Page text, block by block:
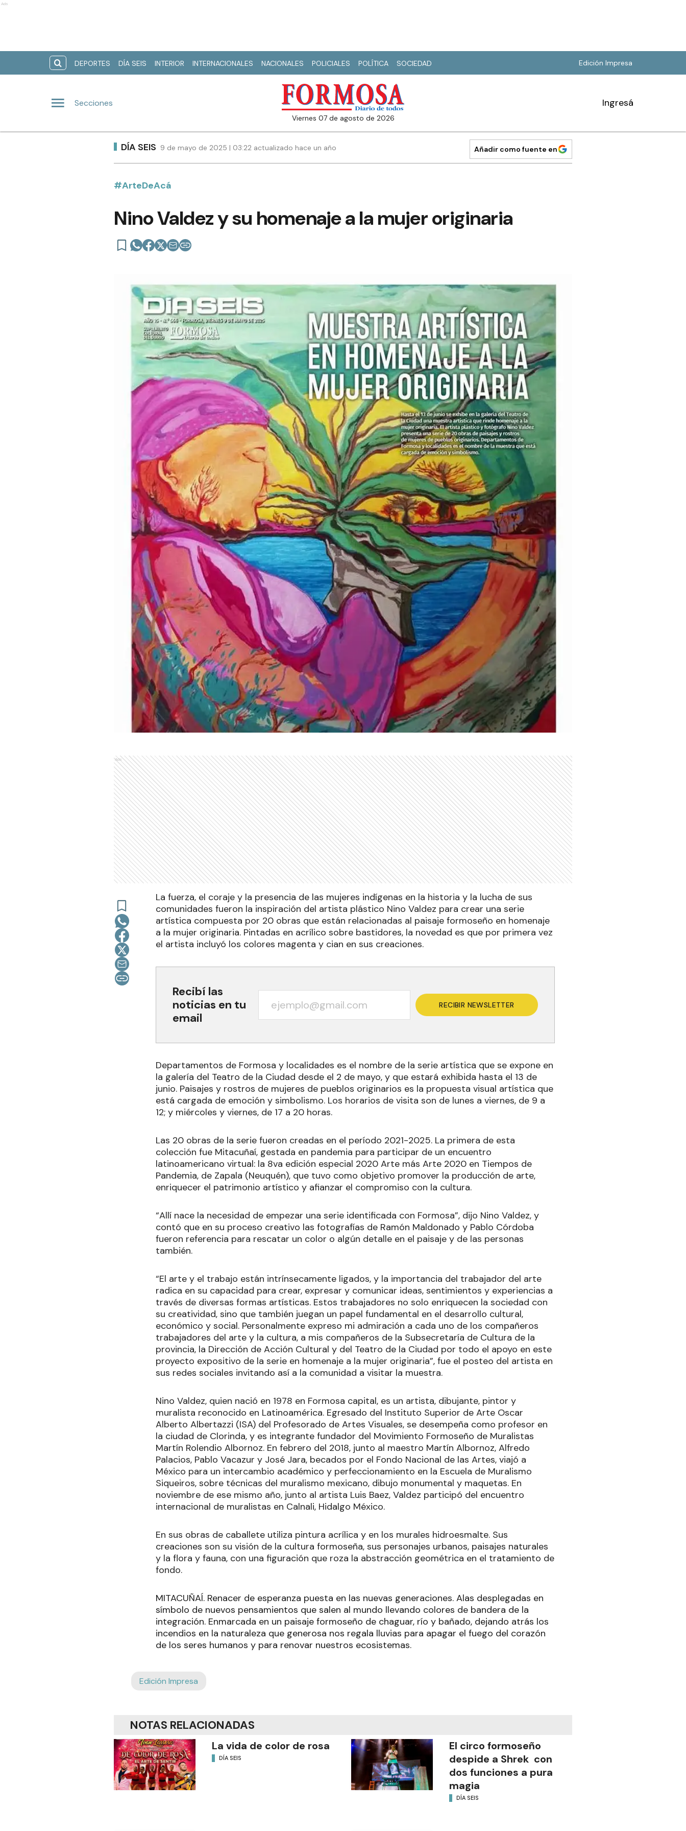
Ads
DEPORTES DÍA SEIS INTERIOR INTERNACIONALES NACIONALES POLICIALES POLÍTICA SOCIEDAD Edición Impresa
Secciones
viernes 07 de agosto de 2026
Ingresá
DÍA SEIS 9 de mayo de 2025 | 03:22 actualizado hace un año Añadir como fuente en
#ArteDeAcá
Nino Valdez y su homenaje a la mujer originaria
Ads
La fuerza, el coraje y la presencia de las mujeres indígenas en la historia y la lucha de sus
comunidades fueron la inspiración del artista plástico Nino Valdez para crear una serie
artística compuesta por 20 obras que están relacionadas al paisaje formoseño en homenaje
a la mujer originaria. Pintadas en acrílico sobre bastidores, la novedad es que por primera vez
el artista incluyó los colores magenta y cian en sus creaciones.
Recibí las
noticias en tu
email
RECIBIR NEWSLETTER
Departamentos de Formosa y localidades es el nombre de la serie artística que se expone en
la galería del Teatro de la Ciudad desde el 2 de mayo, y que estará exhibida hasta el 13 de
junio. Paisajes y rostros de mujeres de pueblos originarios es la propuesta visual artística que
está cargada de emoción y simbolismo. Los horarios de visita son de lunes a viernes, de 9 a
12; y miércoles y viernes, de 17 a 20 horas.
Las 20 obras de la serie fueron creadas en el período 2021-2025. La primera de esta
colección fue Mitacuñaí, gestada en pandemia para participar de un encuentro
latinoamericano virtual: la 8va edición especial 2020 Arte más Arte 2020 en Tiempos de
Pandemia, de Zapala (Neuquén), que tuvo como objetivo promover la producción de arte,
enriquecer el patrimonio artístico y afianzar el compromiso con la cultura.
“Allí nace la necesidad de empezar una serie identificada con Formosa”, dijo Nino Valdez, y
contó que en su proceso creativo las fotografías de Ramón Maldonado y Pablo Córdoba
fueron referencia para rescatar un color o algún detalle en el paisaje y de las personas
también.
“El arte y el trabajo están intrínsecamente ligados, y la importancia del trabajador del arte
radica en su capacidad para crear, expresar y comunicar ideas, sentimientos y experiencias a
través de diversas formas artísticas. Estos trabajadores no solo enriquecen la sociedad con
su creatividad, sino que también juegan un papel fundamental en el desarrollo cultural,
económico y social. Personalmente expreso mi admiración a cada uno de los compañeros
trabajadores del arte y la cultura, a mis compañeros de la Subsecretaría de Cultura de la
provincia, la Dirección de Acción Cultural y del Teatro de la Ciudad por todo el apoyo en este
proyecto expositivo de la serie en homenaje a la mujer originaria”, fue el posteo del artista en
sus redes sociales invitando así a la comunidad a visitar la muestra.
Nino Valdez, quien nació en 1978 en Formosa capital, es un artista, dibujante, pintor y
muralista reconocido en Latinoamérica. Egresado del Instituto Superior de Arte Oscar
Alberto Albertazzi (ISA) del Profesorado de Artes Visuales, se desempeña como profesor en
la ciudad de Clorinda, y es integrante fundador del Movimiento Formoseño de Muralistas
Martín Rolendio Albornoz. En febrero del 2018, junto al maestro Martín Albornoz, Alfredo
Palacios, Pablo Vacazur y José Jara, becados por el Fondo Nacional de las Artes, viajó a
México para un intercambio académico y perfeccionamiento en la Escuela de Muralismo
Siqueiros, sobre técnicas del muralismo mexicano, dibujo monumental y maquetas. En
noviembre de ese mismo año, junto al artista Luis Baez, Valdez participó del encuentro
internacional de muralistas en Calnali, Hidalgo México.
En sus obras de caballete utiliza pintura acrílica y en los murales hidroesmalte. Sus
creaciones son su visión de la cultura formoseña, sus personajes urbanos, paisajes naturales
y la flora y fauna, con una figuración que roza la abstracción geométrica en el tratamiento de
fondo.
MITACUÑAÍ. Renacer de esperanza puesta en las nuevas generaciones. Alas desplegadas en
símbolo de nuevos pensamientos que salen al mundo llevando colores de bandera de la
integración. Enmarcada en un paisaje formoseño de chaguar, río y bañado, dejando atrás los
incendios en la naturaleza que generosa nos regala lluvias para apagar el fuego del corazón
de los seres humanos y para renovar nuestros ecosistemas.
Edición Impresa
NOTAS RELACIONADAS
La vida de color de rosa
DÍA SEIS
El circo formoseño
despide a Shrek con
dos funciones a pura
magia
DÍA SEIS